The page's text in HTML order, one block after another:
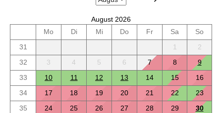
August 2026
Mo
Di Mi Do Fr Sa
So
31
1
2
32
3 4 5 6 7 8
9
33
10 11 12 13 14 15
16
34
17 18 19 20 21 22
23
35
24 25 26 27 28 29
30